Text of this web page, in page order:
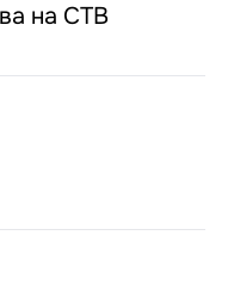
на СТВ